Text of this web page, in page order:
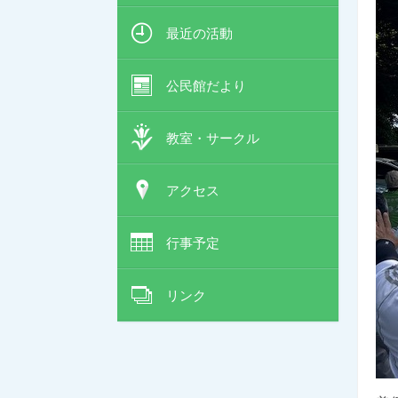
最近の活動
公民館だより
教室・サークル
アクセス
行事予定
リンク